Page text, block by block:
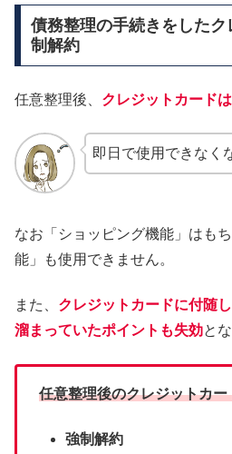
債務整理の手続きをした
制解約
任意整理後、 クレジットカード
即日で使用できなく
なお「ショッピング機能」はも
能」も使用できません。
また、 クレジットカードに付随
溜まっていたポイントも失効と
任意整理後のクレジットカー
強制解約